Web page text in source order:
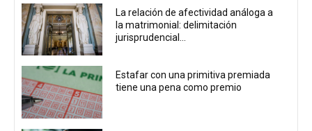
La relación de afectividad análoga a
la matrimonial: delimitación
jurisprudencial...
Estafar con una primitiva premiada
tiene una pena como premio